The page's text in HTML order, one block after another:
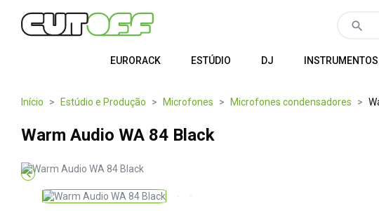
search
EURORACK ESTÚDIO DJ INSTRUMENTOS
Início Estúdio e Produção Microfones Microfones condensadores
Warm Audio WA 84 Black
